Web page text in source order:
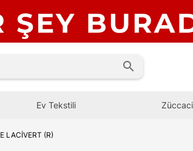
search
Ev Tekstili
LACİVERT (R)